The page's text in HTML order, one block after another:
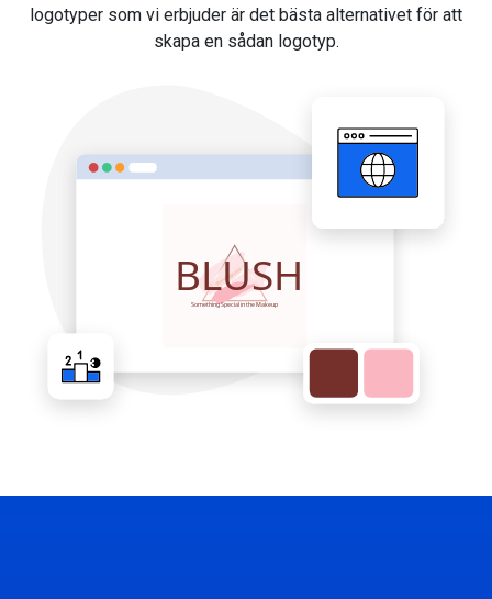
logotyper som vi erbjuder är det bästa alternativet för att
skapa en sådan logotyp.